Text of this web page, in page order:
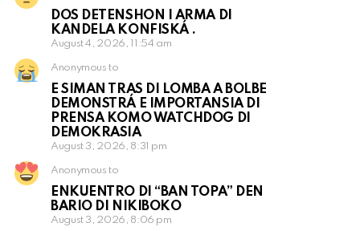
DOS DETENSHON I ARMA DI
KANDELA KONFISKÁ .
August 4, 2026, 11:54 am
Anonymous to
E SIMAN TRAS DI LOMBA A BOLBE
DEMONSTRÁ E IMPORTANSIA DI
PRENSA KOMO WATCHDOG DI
DEMOKRASIA
August 3, 2026, 8:31 pm
Anonymous to
ENKUENTRO DI “BAN TOPA” DEN
BARIO DI NIKIBOKO
August 3, 2026, 8:06 pm